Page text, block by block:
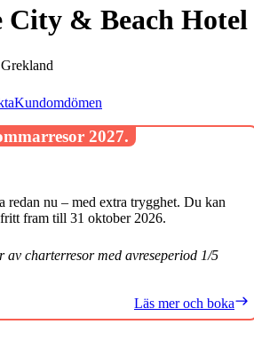
City & Beach Hotel
Kundomdömen
2027.
redan nu – med extra trygghet. Du kan
fram till 31 oktober 2026.
av charterresor med avreseperiod 1/5
Läs mer och boka